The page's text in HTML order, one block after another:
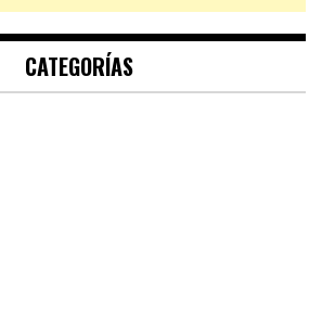
CATEGORÍAS